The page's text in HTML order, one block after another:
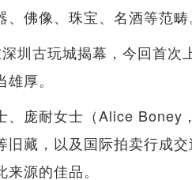
佛像、珠宝、名酒等范畴
圳古玩城揭幕，今回首次
厚。
、庞耐女士（Alice Boney
旧藏，以及国际拍卖行成
源的佳品。